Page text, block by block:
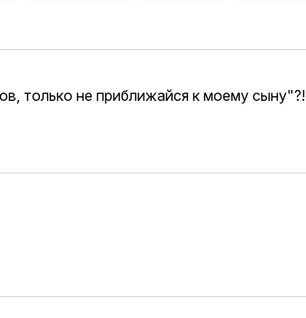
только не приближайся к моему сыну"?!